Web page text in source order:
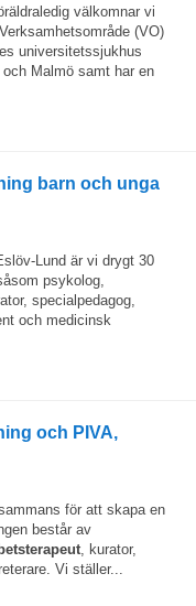
välkomnar vi
(VO)
universitetssjukhus
Malmö samt har en
barn och unga
Lund är vi drygt 30
psykolog,
specialpedagog,
och medicinsk
och PIVA,
för att skapa en
består av
, kurator,
Vi ställer...